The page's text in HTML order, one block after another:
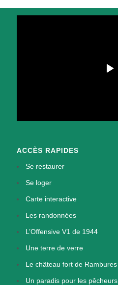
ACCÈS RAPIDES
Se restaurer
Se loger
Carte interactive
Les randonnées
L’Offensive V1 de 1944
Une terre de verre
Le château fort de Rambures
Un paradis pour les pêcheurs